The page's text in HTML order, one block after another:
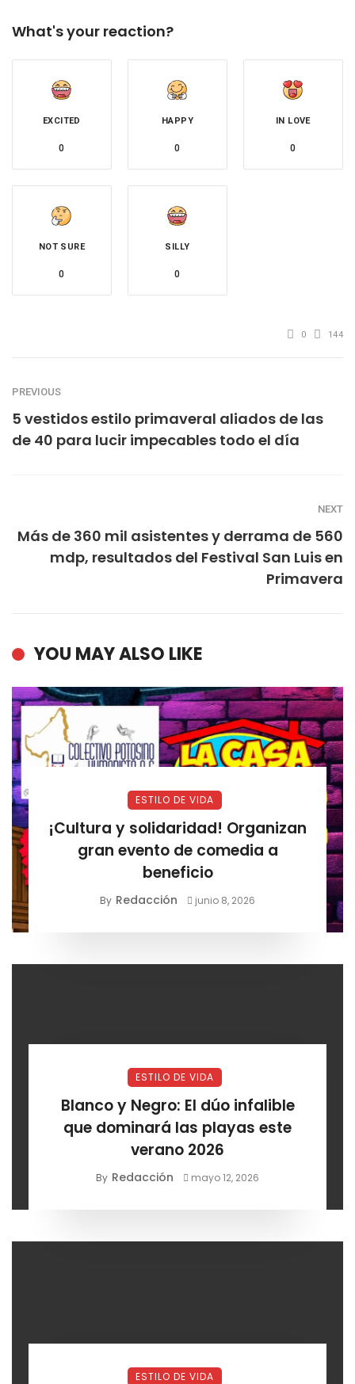
What's your reaction?
EXCITED
0
HAPPY
0
IN LOVE
0
NOT SURE
0
SILLY
0
0 144
PREVIOUS
5 vestidos estilo primaveral aliados de las
de 40 para lucir impecables todo el día
NEXT
Más de 360 mil asistentes y derrama de 560
mdp, resultados del Festival San Luis en
Primavera
YOU MAY ALSO LIKE
ESTILO DE VIDA
¡Cultura y solidaridad! Organizan
gran evento de comedia a
beneficio
By Redacción junio 8, 2026
ESTILO DE VIDA
Blanco y Negro: El dúo infalible
que dominará las playas este
verano 2026
By Redacción mayo 12, 2026
ESTILO DE VIDA